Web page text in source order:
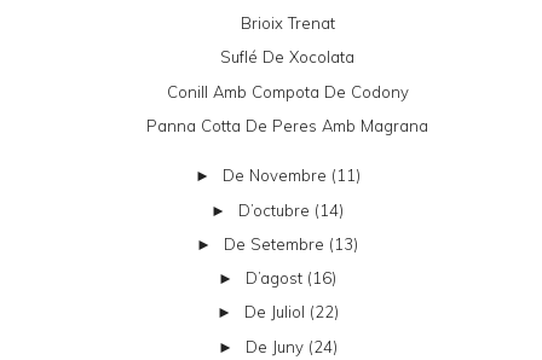
Brioix Trenat
Suflé De Xocolata
Conill Amb Compota De Codony
Panna Cotta De Peres Amb Magrana
► De Novembre (11)
► D’octubre (14)
► De Setembre (13)
► D’agost (16)
► De Juliol (22)
► De Juny (24)